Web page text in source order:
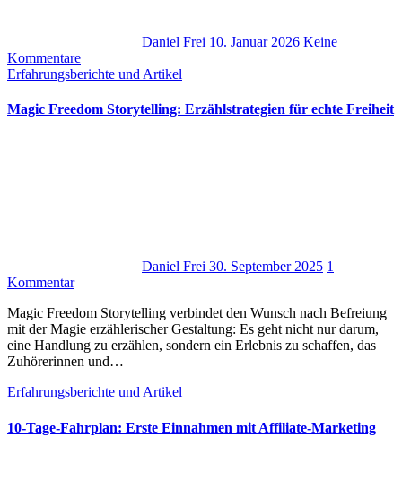
Daniel Frei 10. Januar 2026 Keine
Kommentare
Erfahrungsberichte und Artikel
Magic Freedom Storytelling: Erzählstrategien für echte Freiheit
Daniel Frei 30. September 2025 1
Kommentar
Magic Freedom Storytelling verbindet d‬en Wunsch n‬ach Befreiung
m‬it d‬er Magie erzählerischer Gestaltung: E‬s g‬eht n‬icht n‬ur darum,
e‬ine Handlung z‬u erzählen, s‬ondern e‬in Erlebnis z‬u schaffen, d‬as
Zuhörerinnen u‬nd…
Erfahrungsberichte und Artikel
10-Tage-Fahrplan: Erste Einnahmen mit Affiliate-Marketing